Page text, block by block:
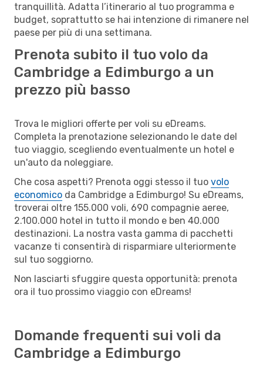
tranquillità. Adatta l’itinerario al tuo programma e
budget, soprattutto se hai intenzione di rimanere nel
paese per più di una settimana.
Prenota subito il tuo volo da
Cambridge a Edimburgo a un
prezzo più basso
Trova le migliori offerte per voli su eDreams.
Completa la prenotazione selezionando le date del
tuo viaggio, scegliendo eventualmente un hotel e
un'auto da noleggiare.
Che cosa aspetti? Prenota oggi stesso il tuo volo
economico da Cambridge a Edimburgo! Su eDreams,
troverai oltre 155.000 voli, 690 compagnie aeree,
2.100.000 hotel in tutto il mondo e ben 40.000
destinazioni. La nostra vasta gamma di pacchetti
vacanze ti consentirà di risparmiare ulteriormente
sul tuo soggiorno.
Non lasciarti sfuggire questa opportunità: prenota
ora il tuo prossimo viaggio con eDreams!
Domande frequenti sui voli da
Cambridge a Edimburgo